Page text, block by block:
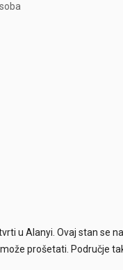
u Alanyi. Ovaj stan se
prošetati. Područje